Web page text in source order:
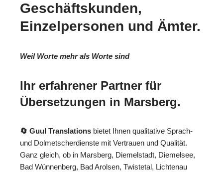
Geschäftskunden,
Einzelpersonen und Ämter.
Weil Worte mehr als Worte sind
Ihr erfahrener Partner für
Übersetzungen in Marsberg.
🔄 Guul Translations bietet Ihnen qualitative Sprach-
und Dolmetscherdienste mit Vertrauen und Qualität.
Ganz gleich, ob in Marsberg, Diemelstadt, Diemelsee,
Bad Wünnenberg, Bad Arolsen, Twistetal, Lichtenau